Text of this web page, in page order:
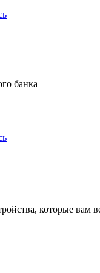
банка
которые вам